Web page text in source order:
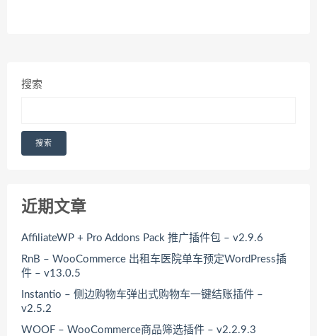
搜索
搜索
近期文章
AffiliateWP + Pro Addons Pack 推广插件包 – v2.9.6
RnB – WooCommerce 出租车医院单车预定WordPress插
件 – v13.0.5
Instantio – 侧边购物车弹出式购物车一键结账插件 –
v2.5.2
WOOF – WooCommerce商品筛选插件 – v2.2.9.3